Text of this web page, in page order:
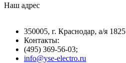
Наш адрес
350005, г. Краснодар, а/я 1825
Контакты: ­
(495) 369-56-03;
info@yse-electro.ru­